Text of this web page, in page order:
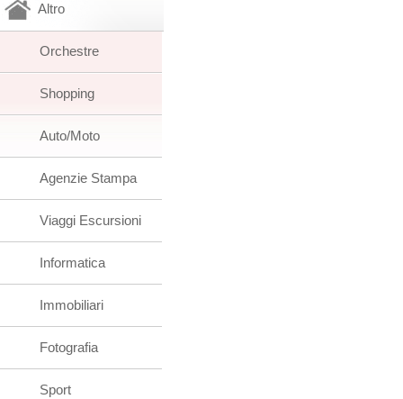
Altro
Orchestre
Shopping
Auto/Moto
Agenzie Stampa
Viaggi Escursioni
Informatica
Immobiliari
Fotografia
Sport